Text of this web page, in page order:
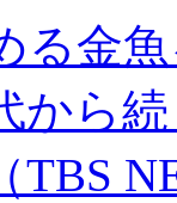
る金
ら
TBS